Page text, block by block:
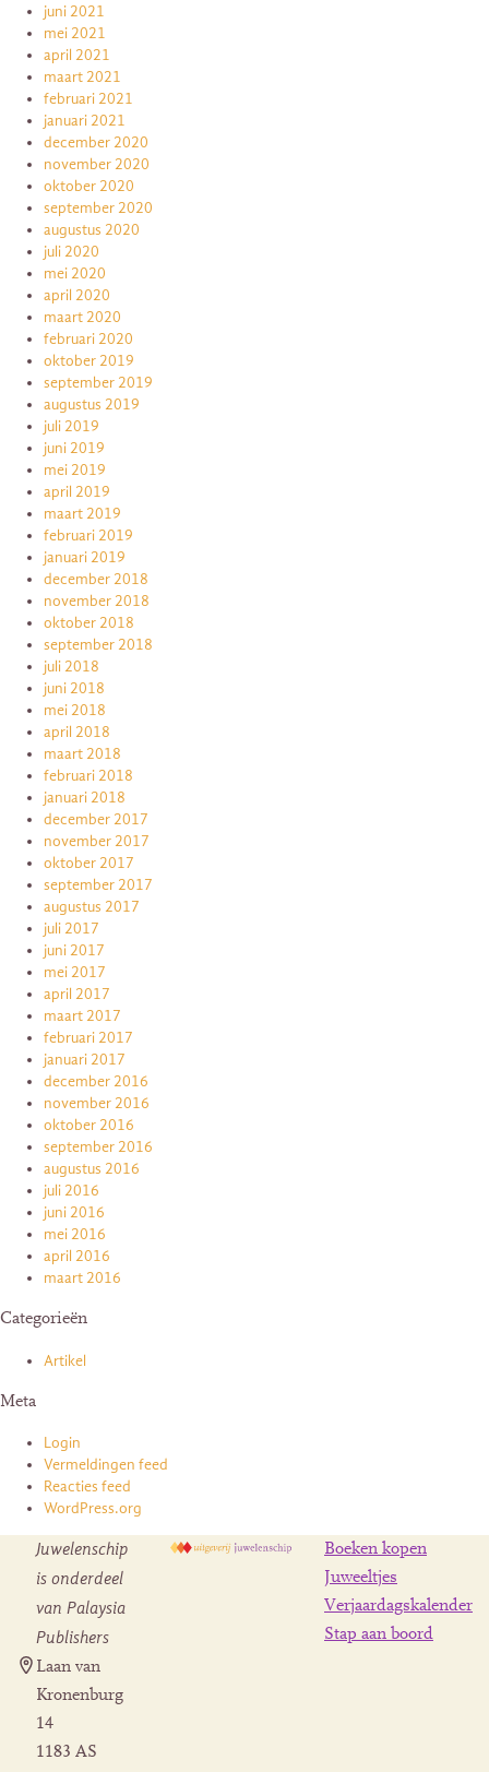
juni 2021
mei 2021
april 2021
maart 2021
februari 2021
januari 2021
december 2020
november 2020
oktober 2020
september 2020
augustus 2020
juli 2020
mei 2020
april 2020
maart 2020
februari 2020
oktober 2019
september 2019
augustus 2019
juli 2019
juni 2019
mei 2019
april 2019
maart 2019
februari 2019
januari 2019
december 2018
november 2018
oktober 2018
september 2018
juli 2018
juni 2018
mei 2018
april 2018
maart 2018
februari 2018
januari 2018
december 2017
november 2017
oktober 2017
september 2017
augustus 2017
juli 2017
juni 2017
mei 2017
april 2017
maart 2017
februari 2017
januari 2017
december 2016
november 2016
oktober 2016
september 2016
augustus 2016
juli 2016
juni 2016
mei 2016
april 2016
maart 2016
Categorieën
Artikel
Meta
Login
Vermeldingen feed
Reacties feed
WordPress.org
Juwelenschip
is onderdeel
van Palaysia
Publishers
Laan van
Kronenburg
14
1183 AS
Boeken kopen
Juweeltjes
Verjaardagskalender
Stap aan boord